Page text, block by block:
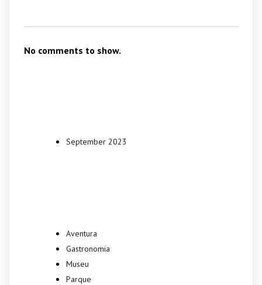
No comments to show.
September 2023
Aventura
Gastronomia
Museu
Parque